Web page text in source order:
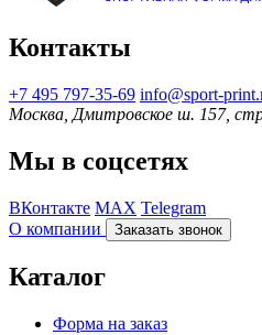
Контакты
+7 495 797‑35-69 info@sport-
Москва, Дмитровское ш. 157,
Мы в соцсетях
ВКонтакте MAX Telegram
О компании
Заказать звонок
Каталог
Форма на заказ